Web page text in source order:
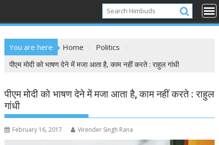
You are here Home
Politics
पीएम मोदी को भाषण देने में मजा आता है, काम नहीं करते : राहुल गांधी
पीएम मोदी को भाषण देने में मजा आता है, काम नहीं करते : राहुल
गांधी
February 16, 2017 Virender Singh Rana